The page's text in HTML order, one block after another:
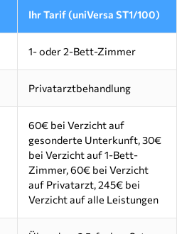
Ihr Tarif (uniVersa ST1/100)
1- oder 2-Bett-Zimmer
Privatarztbehandlung
60€ bei Verzicht auf
gesonderte Unterkunft, 30€
bei Verzicht auf 1-Bett-
Zimmer, 60€ bei Verzicht
auf Privatarzt, 245€ bei
Verzicht auf alle Leistungen